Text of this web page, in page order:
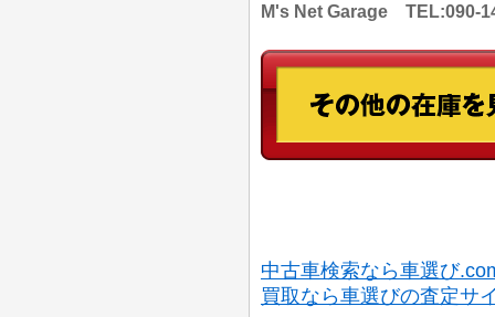
M's Net Garage TEL:090-
中古車検索なら車選び
買取なら車選びの査定サ